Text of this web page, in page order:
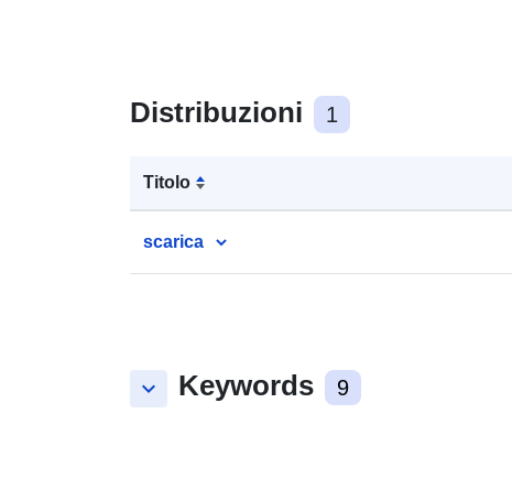
Distribuzioni 1
Titolo
scarica
keyboard_arrow_down Keywords 9